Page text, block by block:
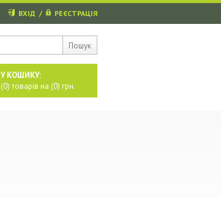
Пошук
ВХІД / РЕЄСТРАЦІЯ
У КОШИКУ:
(0) товарів на (0) грн.